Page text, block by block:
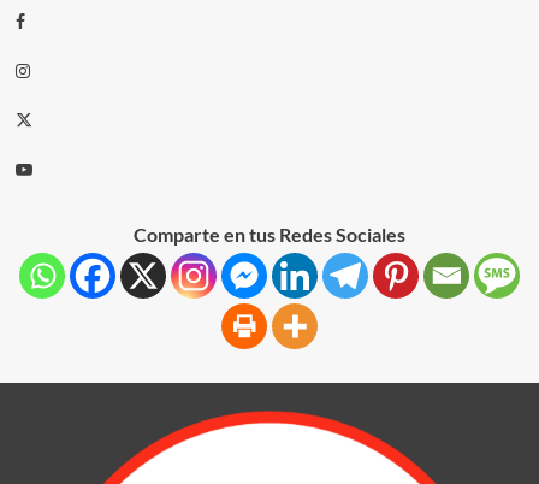
Comparte en tus Redes Sociales